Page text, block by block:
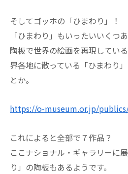
そしてゴッホの「ひまわり」！
「ひまわり」もいったいいくつ
陶板で世界の絵画を再現してい
界各地に散っている「ひまわり
とか。
https://o-museum.or.jp/
これによると全部で７作品？
ここナショナル・ギャラリーに
り」の陶板もあるようです。